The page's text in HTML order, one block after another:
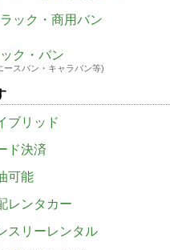
ック・商用バン
ック・バン
ースバン・キャラバン等)
ブリッド
ド決済
可能
レンタカー
スリーレンタル